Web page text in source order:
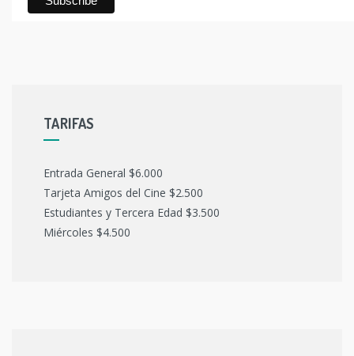
TARIFAS
Entrada General $6.000
Tarjeta Amigos del Cine $2.500
Estudiantes y Tercera Edad $3.500
Miércoles $4.500